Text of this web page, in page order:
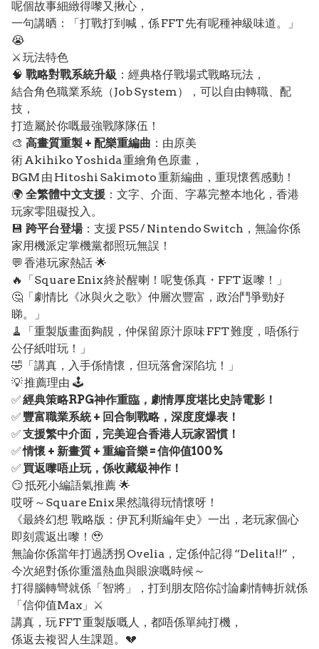
呢個故事細緻得嚟又揪心，
一句講晒：「打戰打到喊，係 FFT 先有呢種神級味道。」
😭
⚔️ 玩法特色
🧠 戰略對戰系統升級 ：經典格仔戰場式戰略玩法，
結合角色職業系統（Job System），可以自由轉職、配
技，
打造屬於你嘅最強戰隊隊伍！
🎨 高畫質重製 + 配樂重編曲 ：由原美
術 Akihiko Yoshida 重繪角色原畫，
BGM 由 Hitoshi Sakimoto 重新編曲，重現懷舊感動！
🌍 全繁體中文支援 ：文字、介面、字幕完整本地化，香港
玩家零阻礙投入。
💾 跨平台登場：支援 PS5 / Nintendo Switch，無論你係
家用機派定掌機黨都照玩無誤！
💬 香港玩家熱話 🌟
🔥「Square Enix 終於醒喇！呢隻係真・FFT 返嚟！」
🤔「劇情比《冰與火之歌》仲層次豐富，政治鬥爭勁好
睇。」
🧹「重製版畫面夠靚，仲保留原汁原味 FFT 難度，唔係行
公仔紙咁玩！」
🤣「講真，入手係情懷，但玩落會深陷坑！」
💡 推薦理由 🕹️
✅經典策略RPG神作重臨，劇情厚度堪比史詩電影！
✅ 豐富職業系統 + 回合制戰略，深度度爆表！
✅支援繁中介面，完美迎合香港人玩家習慣！
✅情懷 + 新畫質 + 重編音樂 = 信仰值100%
✅ 買返嚟唔止玩，係收藏級神作！
😏 抵死小編語氣推薦 🌟
哎呀～Square Enix 果然識得玩情懷呀！
《最終幻想 戰略版：伊瓦利斯編年史》一出，老玩家個心
即刻震返出嚟！🥹
無論你係當年打過誘拐 Ovelia，定係仲記得 “Delita!!”，
今次絕對係你重溫熱血與眼淚嘅時候～
打得腦轉彎就係「智將」，打到朋友陪你討論劇情轉折就係
「信仰值Max」⚔️
講真，玩 FFT 重製版嘅人，都唔係單純打機，
係返去複習人生課題。💔